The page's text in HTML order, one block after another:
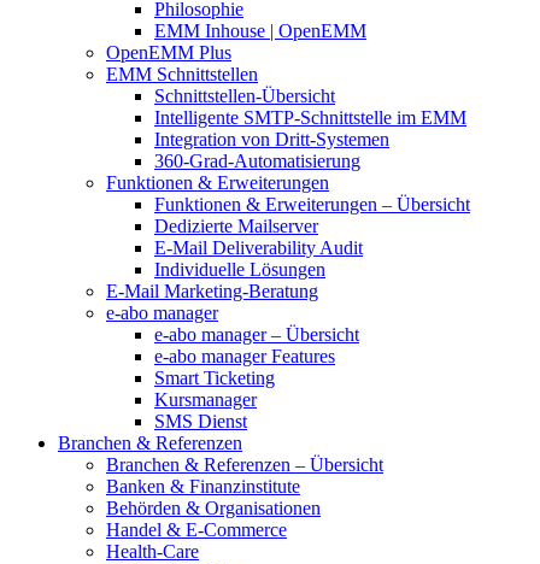
Philosophie
EMM Inhouse | OpenEMM
OpenEMM Plus
EMM Schnittstellen
Schnittstellen-Übersicht
Intelligente SMTP-Schnittstelle im EMM
Integration von Dritt-Systemen
360-Grad-Automatisierung
Funktionen & Erweiterungen
Funktionen & Erweiterungen – Übersicht
Dedizierte Mailserver
E-Mail Deliverability Audit
Individuelle Lösungen
E-Mail Marketing-Beratung
e-abo manager
e-abo manager – Übersicht
e-abo manager Features
Smart Ticketing
Kursmanager
SMS Dienst
Branchen & Referenzen
Branchen & Referenzen – Übersicht
Banken & Finanzinstitute
Behörden & Organisationen
Handel & E-Commerce
Health-Care